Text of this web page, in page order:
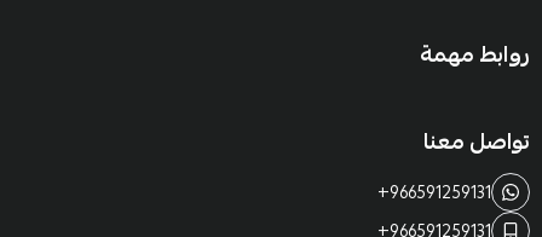
روابط مهمة
تواصل معنا
+966591259131